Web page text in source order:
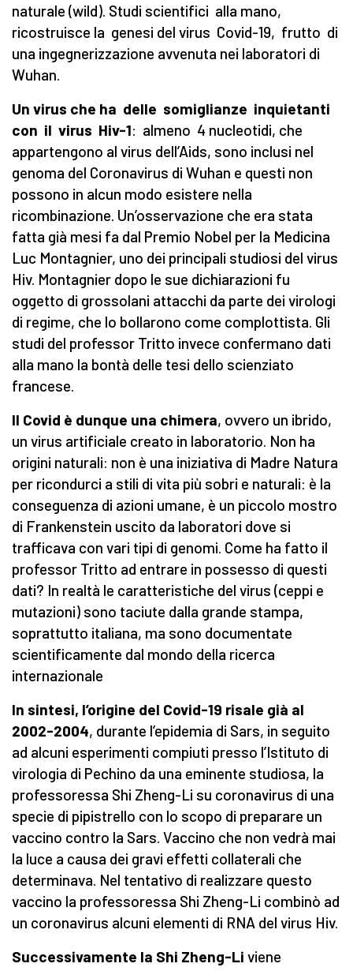
naturale (wild). Studi scientifici alla mano,
ricostruisce la genesi del virus Covid-19, frutto di
una ingegnerizzazione avvenuta nei laboratori di
Wuhan.
Un virus che ha delle somiglianze inquietanti
con il virus Hiv-1: almeno 4 nucleotidi, che
appartengono al virus dell’Aids, sono inclusi nel
genoma del Coronavirus di Wuhan e questi non
possono in alcun modo esistere nella
ricombinazione. Un’osservazione che era stata
fatta già mesi fa dal Premio Nobel per la Medicina
Luc Montagnier, uno dei principali studiosi del virus
Hiv. Montagnier dopo le sue dichiarazioni fu
oggetto di grossolani attacchi da parte dei virologi
di regime, che lo bollarono come complottista. Gli
studi del professor Tritto invece confermano dati
alla mano la bontà delle tesi dello scienziato
francese.
Il Covid è dunque una chimera, ovvero un ibrido,
un virus artificiale creato in laboratorio. Non ha
origini naturali: non è una iniziativa di Madre Natura
per ricondurci a stili di vita più sobri e naturali: è la
conseguenza di azioni umane, è un piccolo mostro
di Frankenstein uscito da laboratori dove si
trafficava con vari tipi di genomi. Come ha fatto il
professor Tritto ad entrare in possesso di questi
dati? In realtà le caratteristiche del virus (ceppi e
mutazioni) sono taciute dalla grande stampa,
soprattutto italiana, ma sono documentate
scientificamente dal mondo della ricerca
internazionale
In sintesi, l’origine del Covid-19 risale già al
2002-2004, durante l’epidemia di Sars, in seguito
ad alcuni esperimenti compiuti presso l’Istituto di
virologia di Pechino da una eminente studiosa, la
professoressa Shi Zheng-Li su coronavirus di una
specie di pipistrello con lo scopo di preparare un
vaccino contro la Sars. Vaccino che non vedrà mai
la luce a causa dei gravi effetti collaterali che
determinava. Nel tentativo di realizzare questo
vaccino la professoressa Shi Zheng-Li combinò ad
un coronavirus alcuni elementi di RNA del virus Hiv.
Successivamente la Shi Zheng-Li viene